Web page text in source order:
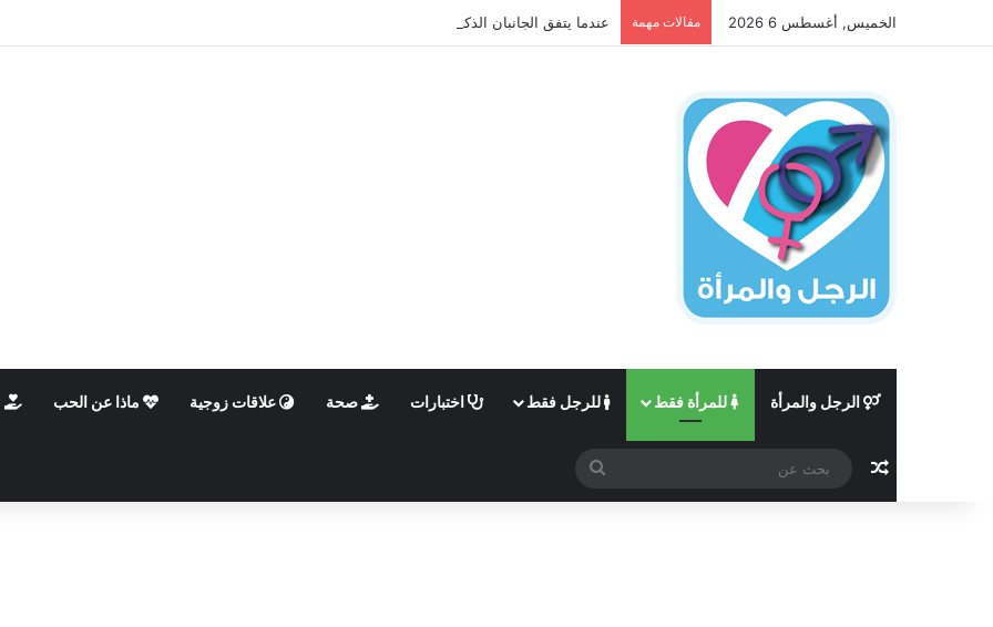
الخميس, أغسطس 6 2026 مقالات مهمة عندما يتفق الجانبان الذكوري والأنثوي داخلنا، ما الذي يحدث؟
الرجل والمرأة للمرأة فقط للرجل فقط اختبارات صحة علاقات زوجية ماذا عن الحب
مقال عشوائي
بحث
عن